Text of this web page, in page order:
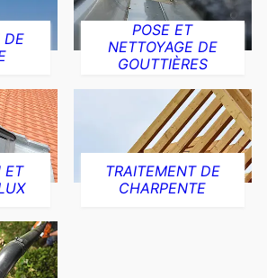
DE
POSE ET
NETTOYAGE DE
GOUTTIÈRES
ET
TRAITEMENT DE
CHARPENTE